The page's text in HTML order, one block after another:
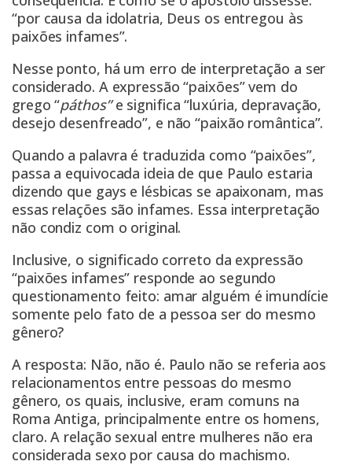
“por causa da idolatria, Deus os entregou às
paixões infames”.
Nesse ponto, há um erro de interpretação a ser
considerado. A expressão “paixões” vem do
grego “páthos”e significa “luxúria, depravação,
desejo desenfreado”, e não “paixão romântica”.
Quando a palavra é traduzida como “paixões”,
passa a equivocada ideia de que Paulo estaria
dizendo que gays e lésbicas se apaixonam, mas
essas relações são infames. Essa interpretação
não condiz com o original.
Inclusive, o significado correto da expressão
“paixões infames” responde ao segundo
questionamento feito: amar alguém é imundície
somente pelo fato de a pessoa ser do mesmo
gênero?
A resposta: Não, não é. Paulo não se referia aos
relacionamentos entre pessoas do mesmo
gênero, os quais, inclusive, eram comuns na
Roma Antiga, principalmente entre os homens,
claro. A relação sexual entre mulheres não era
considerada sexo por causa do machismo.